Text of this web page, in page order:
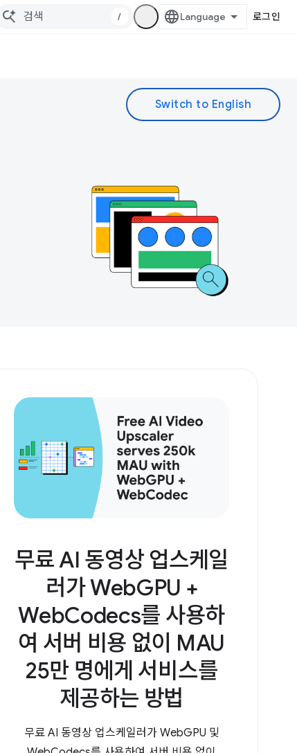
/ 로그인
무료 AI 동영상 업스케일
러가 WebGPU +
WebCodecs를 사용하
여 서버 비용 없이 MAU
25만 명에게 서비스를
제공하는 방법
무료 AI 동영상 업스케일러가 WebGPU 및